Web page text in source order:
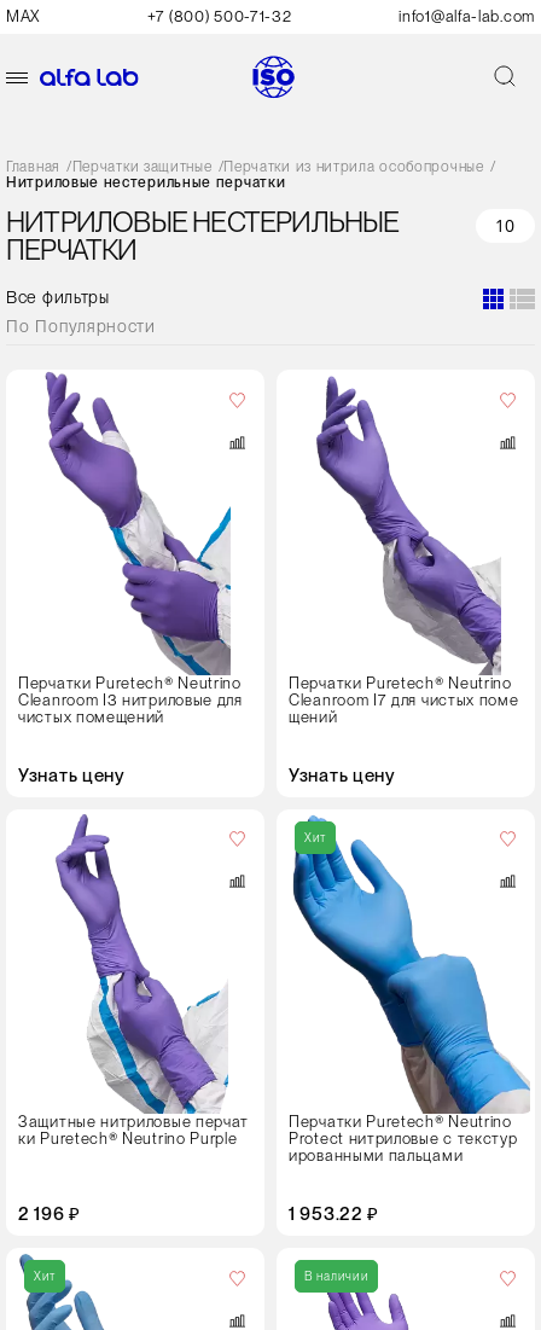
MAX +7 (800) 500-71-32 info1@alfa-lab.com
Главная / Перчатки защитные /Перчатки из нитрила особопрочные /
Нитриловые нестерильные перчатки
НИТРИЛОВЫЕ НЕСТЕРИЛЬНЫЕ
ПЕРЧАТКИ
10
Все фильтры
По Популярности
Перчатки Puretech® Neutrino
Cleanroom I3 нитриловые для
чистых помещений
Узнать цену
Перчатки Puretech® Neutrino
Cleanroom I7 для чистых поме
щений
Узнать цену
Кол-
упаковке
250 штук
L
XL
Защитные нитриловые перчат
ки Puretech® Neutrino Purple
2 196 ₽
Хит
Перчатки Puretech® Neutrino
Protect нитриловые с текстур
ированными пальцами
1 953.22 ₽
упаковке
50 пар
XL
Хит В наличии
Кол-
во
в
упаковке